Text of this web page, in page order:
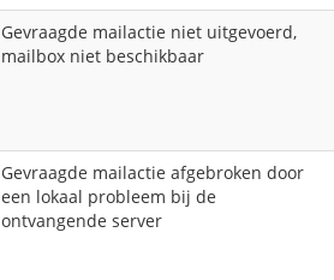
Gevraagde mailactie niet uitgevoerd,
mailbox niet beschikbaar
Gevraagde mailactie afgebroken door
een lokaal probleem bij de
ontvangende server